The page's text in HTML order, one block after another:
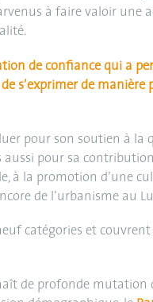
à faire valoir une
de confiance qui a
s’exprimer de
pour son soutien à la
aussi pour sa
à la promotion d’une
de l’urbanisme au
catégories et
de profonde mutation